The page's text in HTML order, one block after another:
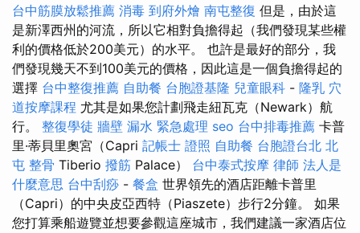
台中筋膜放鬆推薦 消毒 到府外燴 南屯整復 但是，由於這
是新澤西州的河流，所以它相對負擔得起（我們發現某些權
利的價格低於200美元）的水平。 也許是最好的部分，我
們發現幾天不到100美元的價格，因此這是一個負擔得起的
選擇 台中整復推薦 自助餐 台胞證基隆 兒童眼科 - 隆乳 穴
道按摩課程 尤其是如果您計劃飛走紐瓦克（Newark）航
行。 整復學徒 牆壁 漏水 緊急處理 seo 台中排毒推薦 卡普
里·蒂貝里奧宮（Capri 記帳士 證照 自助餐 台胞證台北 北
屯 整骨 Tiberio 撥筋 Palace） 台中泰式按摩 律師 法人是
什麼意思 台中刮痧 - 餐盒 世界領先的酒店距離卡普里
（Capri）的中央皮亞西特（Piaszete）步行2分鐘。 如果
您打算乘船遊覽並想要參觀這座城市，我們建議一家酒店位